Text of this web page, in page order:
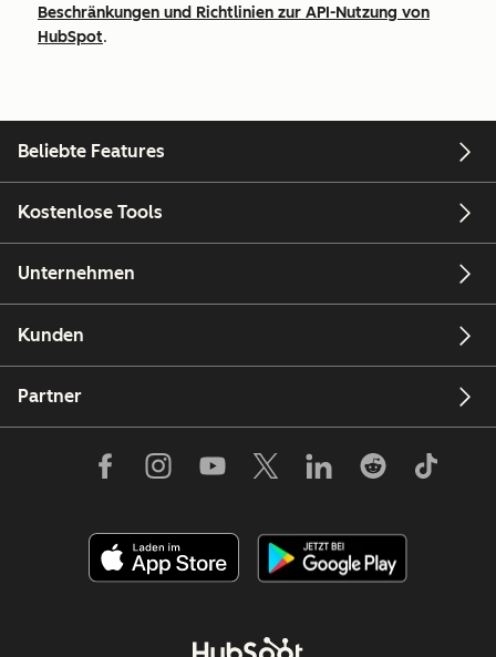
Beschränkungen und Richtlinien zur API-Nutzung von
HubSpot.
Beliebte Features
Kostenlose Tools
Unternehmen
Kunden
Partner